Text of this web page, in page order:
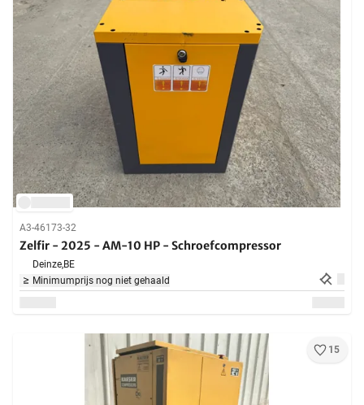
A3-46173-32
Zelfir - 2025 - AM-10 HP - Schroefcompressor
Deinze,BE
Minimumprijs nog niet gehaald
15